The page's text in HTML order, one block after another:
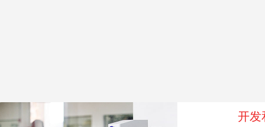
开发